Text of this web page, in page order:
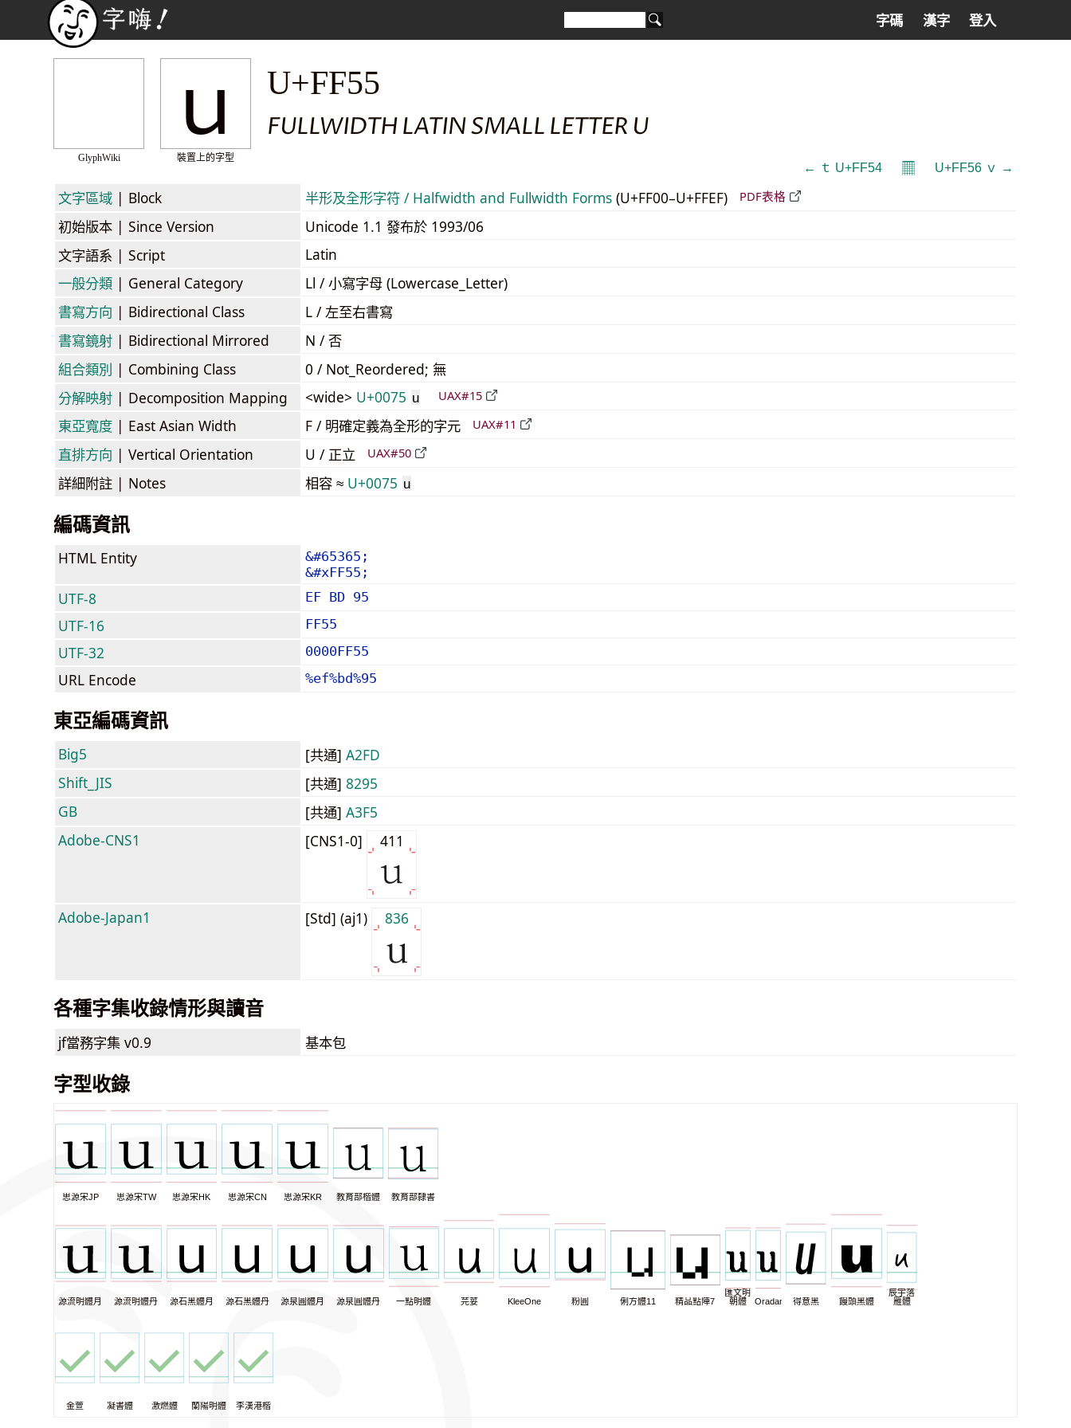
字碼 漢字 登入
GlyphWiki
ｕ
裝置上的字型
U+FF55
FULLWIDTH LATIN SMALL LETTER U
← ｔ U+FF54 𝄜 U+FF56 ｖ →
文字區域 | Block 半形及全形字符 / Halfwidth and Fullwidth Forms (U+FF00–U+FFEF) PDF表格
初始版本 | Since Version
Unicode 1.1 發布於 1993/06
文字語系 | Script
Latin
一般分類 | General Category
Ll / 小寫字母 (Lowercase_Letter)
書寫方向 | Bidirectional Class
L / 左至右書寫
書寫鏡射 | Bidirectional Mirrored
N / 否
組合類別 | Combining Class
0 / Not_Reordered; 無
分解映射 | Decomposition Mapping <wide> U+0075 u UAX#15
東亞寬度 | East Asian Width F / 明確定義為全形的字元 UAX#11
直排方向 | Vertical Orientation U / 正立 UAX#50
詳細附註 | Notes 相容 ≈ U+0075 u
編碼資訊
HTML Entity
&#65365;
&#xFF55;
UTF-8 EF BD 95
UTF-16 FF55
UTF-32 0000FF55
URL Encode %ef%bd%95
東亞編碼資訊
Big5 [共通] A2FD
Shift_JIS
[共通] 8295
GB
[共通] A3F5
Adobe-CNS1
[CNS1-0] 411
Adobe-Japan1 [Std] (aj1) 836
各種字集收錄情形與讀音
jf當務字集 v0.9 基本包
字型收錄
思源宋JP 思源宋TW 思源宋HK 思源宋CN 思源宋KR 教育部楷體 教育部隸書
源流明體月 源流明體丹 源石黑體月 源石黑體丹 源泉圓體月 源泉圓體丹 一點明體 芫荽 KleeOne 粉圓 俐方體11 精品點陣7
匯文明
朝體
Oradano 得意黑 饅頭黑體
辰宇落
雁體
金萱 凝書體 激燃體 蘭陽明體 李漢港楷